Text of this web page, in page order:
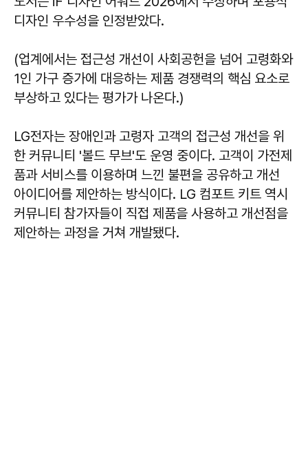
디자인 우수성을 인정받았다.
(업계에서는 접근성 개선이 사회공헌을 넘어 고령화와
1인 가구 증가에 대응하는 제품 경쟁력의 핵심 요소로
부상하고 있다는 평가가 나온다.)
LG전자는 장애인과 고령자 고객의 접근성 개선을 위
한 커뮤니티 '볼드 무브'도 운영 중이다. 고객이 가전제
품과 서비스를 이용하며 느낀 불편을 공유하고 개선
아이디어를 제안하는 방식이다. LG 컴포트 키트 역시
커뮤니티 참가자들이 직접 제품을 사용하고 개선점을
제안하는 과정을 거쳐 개발됐다.